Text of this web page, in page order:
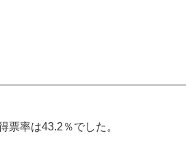
率は43.2％でした。